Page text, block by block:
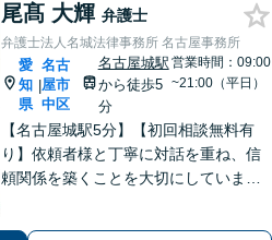
尾髙 大輝 弁護士
弁護士法人名城法律事務所 名古屋事務所
愛
知
県
|
名古
屋市
中区
名古屋城駅
から徒歩5
分
営業時間：09:00
~21:00（平日）
【名古屋城駅5分】【初回相談無料有
り】依頼者様と丁寧に対話を重ね、信
頼関係を築くことを大切にしていま